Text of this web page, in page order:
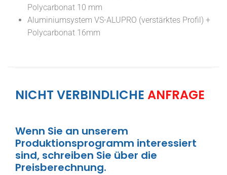
Polycarbonat 10 mm
Aluminiumsystem VS-ALUPRO (verstärktes Profil) +
Polycarbonat 16mm
NICHT VERBINDLICHE ANFRAGE
Wenn Sie an unserem
Produktionsprogramm interessiert
sind, schreiben Sie über die
Preisberechnung.